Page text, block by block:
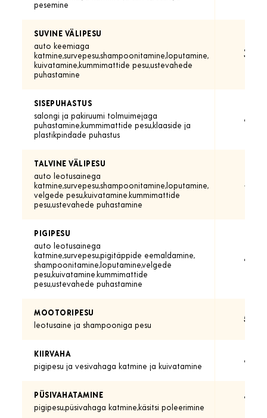
pesemine
SUVINE VÄLIPESU
auto keemiaga
katmine,survepesu,shampoonitamine,loputamine,
kuivatamine,kummimattide pesu,ustevahede
puhastamine
30.-
SISEPUHASTUS
salongi ja pakiruumi tolmuimejaga
puhastamine,kummimattide pesu,klaaside ja
plastikpindade puhastus
40.-
TALVINE VÄLIPESU
auto leotusainega
katmine,survepesu,shampoonitamine,loputamine,
velgede pesu,kuivatamine.kummimattide
pesu,ustevahede puhastamine
35.-
PIGIPESU
auto leotusainega
katmine,survepesu,pigitäppide eemaldamine,
shampoonitamine,loputamine,velgede
pesu,kuivatamine.kummimattide
pesu,ustevahede puhastamine
40.-
MOOTORIPESU
leotusaine ja shampooniga pesu
50.-
KIIRVAHA
pigipesu ja vesivahaga katmine ja kuivatamine
40.-
PÜSIVAHATAMINE
pigipesu,püsivahaga katmine,käsitsi poleerimine
70.-